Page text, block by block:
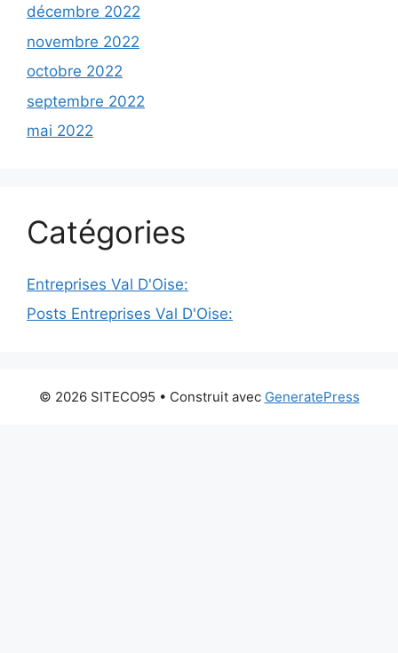
décembre 2022
novembre 2022
octobre 2022
septembre 2022
mai 2022
Catégories
Entreprises Val D'Oise:
Posts Entreprises Val D'Oise:
© 2026 SITECO95 • Construit avec GeneratePress